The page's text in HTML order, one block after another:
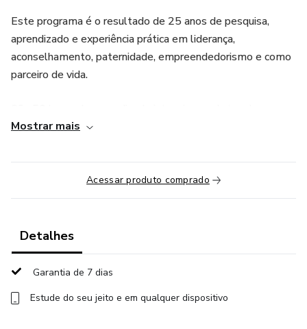
Este programa é o resultado de 25 anos de pesquisa,
aprendizado e experiência prática em liderança,
aconselhamento, paternidade, empreendedorismo e como
parceiro de vida.
experiências transformadoras e ferramentas práticas, para
antes imaginado.
Se você é essa pessoa que busca incessantemente a
Mostrar mais
Acessar produto comprado
Detalhes
Garantia de 7 dias
Estude do seu jeito e em qualquer dispositivo